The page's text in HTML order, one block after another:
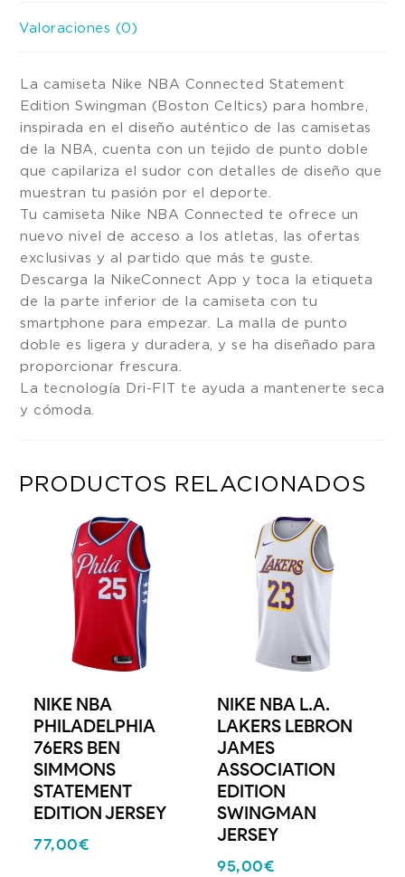
Valoraciones (0)
La camiseta Nike NBA Connected Statement
Edition Swingman (Boston Celtics) para hombre,
inspirada en el diseño auténtico de las camisetas
de la NBA, cuenta con un tejido de punto doble
que capilariza el sudor con detalles de diseño que
muestran tu pasión por el deporte.
Tu camiseta Nike NBA Connected te ofrece un
nuevo nivel de acceso a los atletas, las ofertas
exclusivas y al partido que más te guste.
Descarga la NikeConnect App y toca la etiqueta
de la parte inferior de la camiseta con tu
smartphone para empezar. La malla de punto
doble es ligera y duradera, y se ha diseñado para
proporcionar frescura.
La tecnología Dri-FIT te ayuda a mantenerte seca
y cómoda.
PRODUCTOS RELACIONADOS
NIKE NBA
PHILADELPHIA
76ERS BEN
SIMMONS
STATEMENT
EDITION JERSEY
77,00€
NIKE NBA L.A.
LAKERS LEBRON
JAMES
ASSOCIATION
EDITION
SWINGMAN
JERSEY
95,00€